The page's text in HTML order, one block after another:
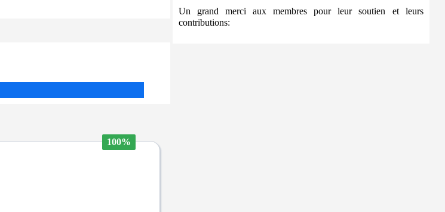
100%
Un grand merci aux membres pour leur soutien et leurs
contributions: